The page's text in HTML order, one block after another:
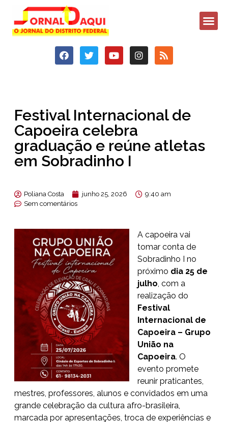
Festival Internacional de
Capoeira celebra
graduação e reúne atletas
em Sobradinho I
Poliana Costa junho 25, 2026
9:40 am
Sem comentários
A capoeira vai
tomar conta de
Sobradinho I no
próximo dia 25 de
julho, com a
realização do
Festival
Internacional de
Capoeira – Grupo
União na
Capoeira. O
evento promete
reunir praticantes,
mestres, professores, alunos e convidados em uma
grande celebração da cultura afro-brasileira,
marcada por apresentações, troca de experiências e